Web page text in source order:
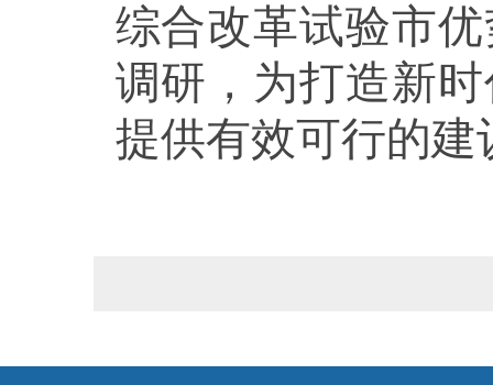
综合改革试验市
调研，为打造新
提供有效可行的建